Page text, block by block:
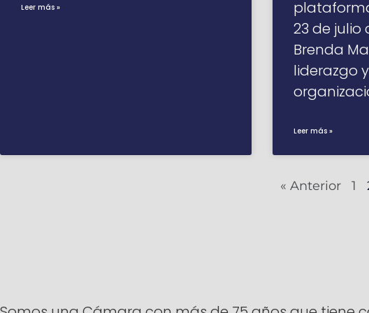
Leer más »
23 de
Brenda
liderazgo
Leer más »
« Anterior 1